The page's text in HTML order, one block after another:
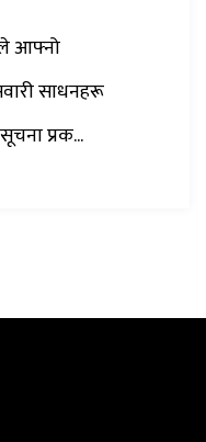
आफ्नो
साधनहरू
प्रक...